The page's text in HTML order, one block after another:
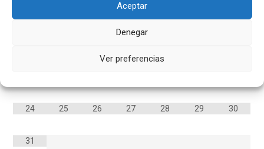
Aceptar
Denegar
Ver preferencias
6
24 25 26 27 28 29 30
31